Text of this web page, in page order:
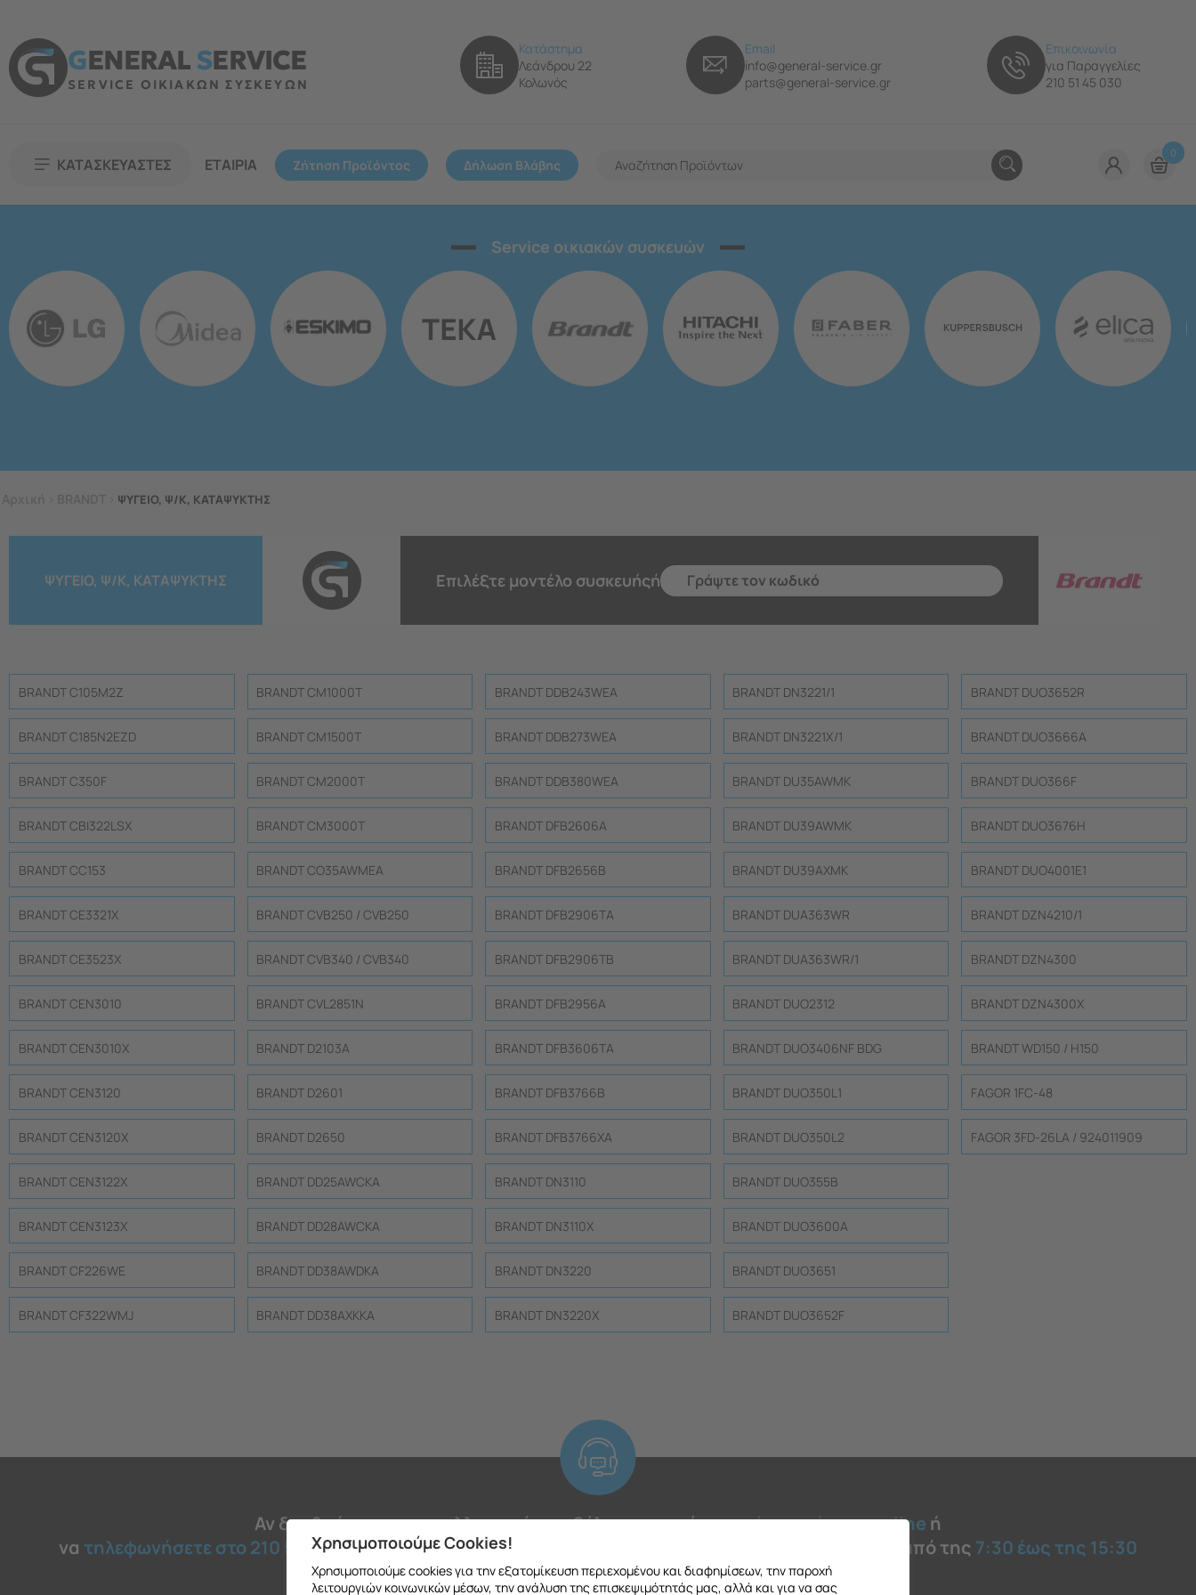
GENERALSERVICE
SERVICE ΟΙΚΙΑΚΩΝ ΣΥΣΚΕΥΩΝ
Κατάστημα
Λεάνδρου 22
Κολωνός
Email
info@general-service.gr
parts@general-service.gr
Επικοινωνία
για Παραγγελίες
210 51 45 030
ΚΑΤΑΣΚΕΥΑΣΤΕΣ ΕΤΑΙΡΙΑ Ζήτηση Προϊόντος Δήλωση Βλάβης
0
Service οικιακών συσκευών
ΨΥΓΕΙΟ, Ψ/Κ, ΚΑΤΑΨΥΚΤΗΣ
ΨΥΓΕΙΟ, Ψ/Κ, ΚΑΤΑΨΥΚΤΗΣ Eπιλέξτε μοντέλο συσκευήςή
BRANDT C105M2Z
BRANDT C185N2EZD
BRANDT C350F
BRANDT CBI322LSX
BRANDT CC153
BRANDT CE3321Χ
BRANDT CE3523X
BRANDT CEN3010
BRANDT CEN3010X
BRANDT CEN3120
BRANDT CEN3120X
BRANDT CEN3122X
BRANDT CEN3123X
BRANDT CF226WE
BRANDT CF322WMJ
BRANDT CM1000T
BRANDT CM1500T
BRANDT CM2000T
BRANDT CM3000T
BRANDT CO35AWMEA
BRANDT CVB250 / CVB250
BRANDT CVB340 / CVB340
BRANDT CVL2851N
BRANDT D2103A
BRANDT D2601
BRANDT D2650
BRANDT DD25AWCKA
BRANDT DD28AWCKA
BRANDT DD38AWDKA
BRANDT DD38AXKKA
BRANDT DDB243WEA
BRANDT DDB273WEA
BRANDT DDB380WEA
BRANDT DFB2606A
BRANDT DFB2656B
BRANDT DFB2906TA
BRANDT DFB2906TB
BRANDT DFB2956A
BRANDT DFB3606TA
BRANDT DFB3766B
BRANDT DFB3766XA
BRANDT DN3110
BRANDT DN3110X
BRANDT DN3220
BRANDT DN3220X
BRANDT DN3221/1
BRANDT DN3221X/1
BRANDT DU35AWMK
BRANDT DU39AWMK
BRANDT DU39AXMK
BRANDT DUA363WR
BRANDT DUA363WR/1
BRANDT DUO2312
BRANDT DUO3406NF BDG
BRANDT DUO350L1
BRANDT DUO350L2
BRANDT DUO355B
BRANDT DUO3600A
BRANDT DUO3651
BRANDT DUO3652F
BRANDT DUO3652R
BRANDT DUO3666A
BRANDT DUO366F
BRANDT DUO3676H
BRANDT DUO4001E1
BRANDT DZN4210/1
BRANDT DZN4300
BRANDT DZN4300X
BRANDT WD150 / H150
FAGOR 1FC-48
FAGOR 3FD-26LA / 924011909
Αν δεν βρήκατε το ανταλλακτικό που θέλετε μπορείτε νακάνετε αίτημα online ή
να τηλεφωνήσετε στο 210 51 45 030για να μιλήσετε με εξειδικευμένο συνεργάτη μας καθημερινά από της 7:30 έως της 15:30
Χρησιμοποιούμε Cookies!
Χρησιμοποιούμε cookies για την εξατομίκευση περιεχομένου και διαφημίσεων, την παροχή
λειτουργιών κοινωνικών μέσων, την ανάλυση της επισκεψιμότητάς μας, αλλά και για να σας